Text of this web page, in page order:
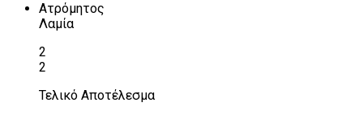
Ατρόμητος
Λαμία
2
2
Τελικό Αποτέλεσμα